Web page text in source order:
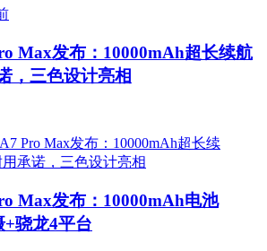
Max发布：10000mAh超长续航
，三色设计亮相
Max发布：10000mAh电池
+骁龙4平台